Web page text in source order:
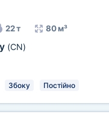
22 т 80 м³
(CN)
Збоку Постійно